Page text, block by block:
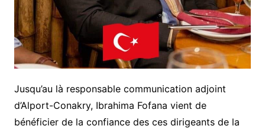
Jusqu’au là responsable communication adjoint
d’Alport-Conakry, Ibrahima Fofana vient de
bénéficier de la confiance des ces dirigeants de la